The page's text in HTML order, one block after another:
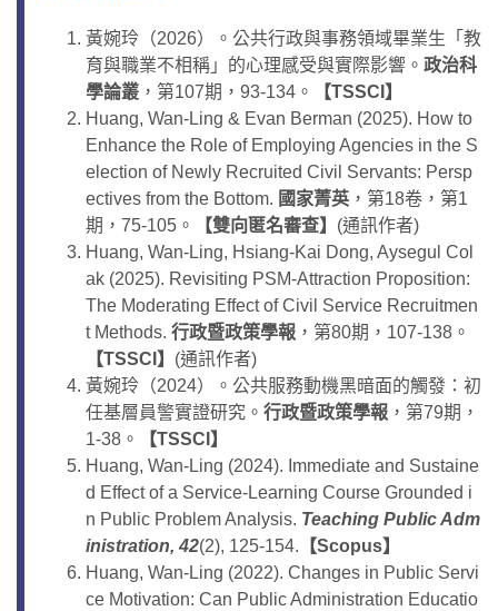
黃婉玲（2026）。公共行政與事務領域畢業生「教
育與職業不相稱」的心理感受與實際影響。 政治科
學論叢 ，第107期，93-134。
【TSSCI】
Huang, Wan-Ling & Evan Berman (2025). How to
Enhance the Role of Employing Agencies in the S
election of Newly Recruited Civil Servants: Persp
ectives from the Bottom. 國家菁英 ，第18卷，第1
期，75-105。
【雙向匿名審查】 (通訊作者)
Huang, Wan-Ling, Hsiang-Kai Dong, Aysegul Col
ak (2025). Revisiting PSM-Attraction Proposition:
The Moderating Effect of Civil Service Recruitmen
t Methods. 行政暨政策學報 ，第80期，107-138。
【TSSCI】 (通訊作者)
黃婉玲（2024）。公共服務動機黑暗面的觸發：初
任基層員警實證研究。 行政暨政策學報 ，第79期，
1-38。
【TSSCI 】
Huang, Wan-Ling (2024). Immediate and Sustaine
d Effect of a Service-Learning Course Grounded i
n Public Problem Analysis. Teaching Public Adm
inistration, 42(2), 125-154. 【Scopus】
Huang, Wan-Ling (2022). Changes in Public Servi
ce Motivation: Can Public Administration Educatio